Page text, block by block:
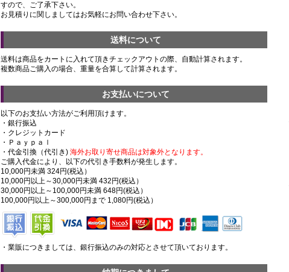
すので、ご了承下さい。
お見積りに関しましてはお気軽にお問い合わせ下さい。
送料について
送料は商品をカートに入れて頂きチェックアウトの際、自動計算されます。
複数商品ご購入の場合、重量を合算して計算されます。
お支払いについて
以下のお支払い方法がご利用頂けます。
・銀行振込
・クレジットカード
・Ｐａｙｐａｌ
・代金引換（代引き) 海外お取り寄せ商品は対象外となります。
ご購入代金により、以下の代引き手数料が発生します。
10,000円未満 324円(税込）
10,000円以上～30,000円未満 432円(税込）
30,000円以上～100,000円未満 648円(税込）
100,000円以上～300,000円まで 1,080円(税込）
・業販につきましては、銀行振込のみの対応とさせて頂いております。